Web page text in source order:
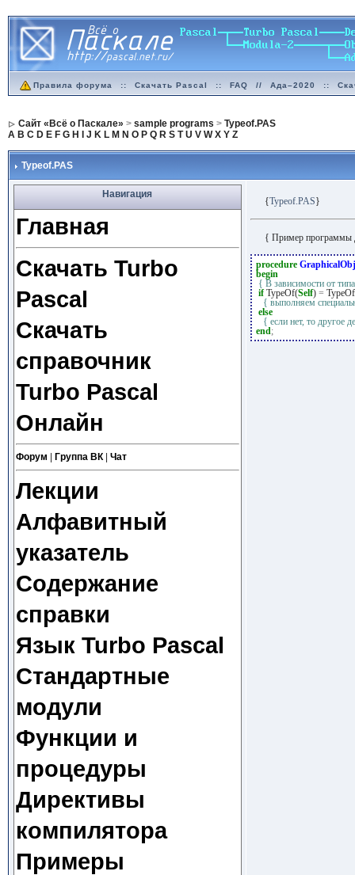
Правила форума :: Скачать Pascal :: FAQ // Ада–2020 ::
Сайт «Всё о Паскале» > sample programs > Typeof.PAS
A B C D E F G H J K L M N O P Q R S T U V W X Y Z
Typeof.PAS
Навигация
Главная
Скачать Turbo
Pascal
Скачать
справочник
Turbo Pascal
Онлайн
Форум Группа ВК| Чат
Лекции
Алфавитный
указатель
Содержание
справки
Язык Turbo Pascal
Стандартные
модули
Функции и
процедуры
Директивы
компилятора
Примеры
{Typeof.PAS}
{ Пример программы
procedure
begin
{ В зависимости от
ifTypeOf(Self) =
{ выполняем
else
{ если нет, то другое
end;